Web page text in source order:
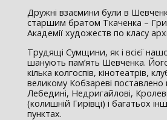
Дружні взаємини були в
старшим братом Ткаченка –
Академії художеств по класу
Трудящі Сумщини, як і всієї
шанують пам’ять Шевченка.
кілька колгоспів, кінотеатрів,
великому Кобзареві
Лебедині, Недригайлові,
(колишній Гирівці) і багатьох
пунктах.